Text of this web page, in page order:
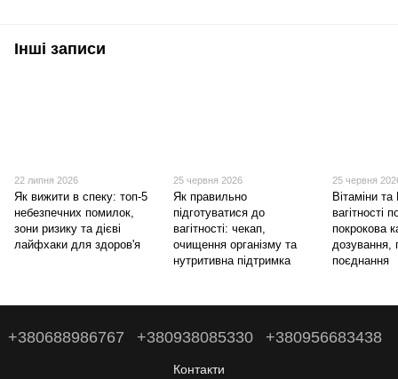
Інші записи
22 липня 2026
Як вижити в спеку: топ-5
небезпечних помилок,
зони ризику та дієві
лайфхаки для здоров'я
25 червня 2026
Як правильно
підготуватися до
вагітності: чекап,
очищення організму та
нутритивна підтримка
25 червня
Вітаміни
вагітності
покрокова
дозування,
поєднання
+380688986767 +380938085330 +380956683438
Контакти